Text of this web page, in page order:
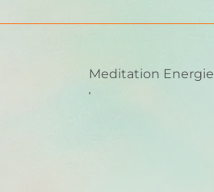
Meditation Energie